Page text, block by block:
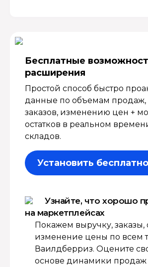
Бесплатные
расширения
Простой способ быстро
данные по объемам продаж,
заказов, изменению цен +
остатков в реальном
складов.
Установить бесплатно
Узнайте, что хорошо
на маркетплейсах
Покажем выручку, заказы,
изменение цены по всем
Ваилдберриз. Оцените
основе динамики продаж